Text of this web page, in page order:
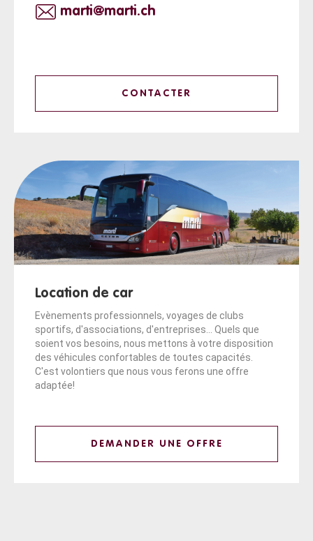
marti@marti.ch
CONTACTER
Location de car
Evènements professionnels, voyages de clubs
sportifs, d'associations, d'entreprises... Quels que
soient vos besoins, nous mettons à votre disposition
des véhicules confortables de toutes capacités.
C'est volontiers que nous vous ferons une offre
adaptée!
DEMANDER UNE OFFRE